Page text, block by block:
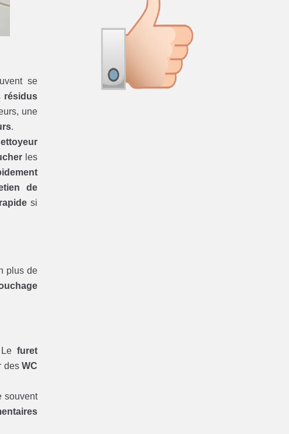
se
résidus
une
.
les
de
si
plus de
furet
des WC
souvent